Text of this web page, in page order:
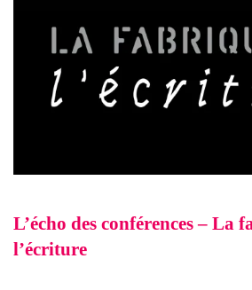
L’écho des conférences – La
l’écriture